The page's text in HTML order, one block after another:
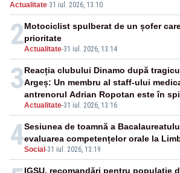
online
Actualitate·31 iul. 2026, 13:10
2Actualitate-31 iul. 2026, 13:14
Motociclist spulberat de un șofer
prioritate
3
Actualitate-31 iul. 2026, 13:16
Reacția clubului Dinamo după
Argeș: Un membru al staff-ului
antrenorul Adrian Ropotan este în
4Social -31 iul. 2026, 13:19
Sesiunea de toamnă a
evaluarea competențelor orale la
IGSU, recomandări pentru populație